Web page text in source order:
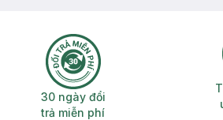
2H 30 ngày đổi trả miễn phí
30 ngày đổi
trả miễn phí